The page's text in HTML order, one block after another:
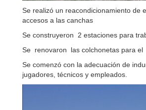
Se realizó un reacondicionamiento de
accesos a las canchas
Se construyeron 2 estaciones para
Se renovaron las colchonetas para el
Se comenzó con la adecuación de
jugadores, técnicos y empleados.